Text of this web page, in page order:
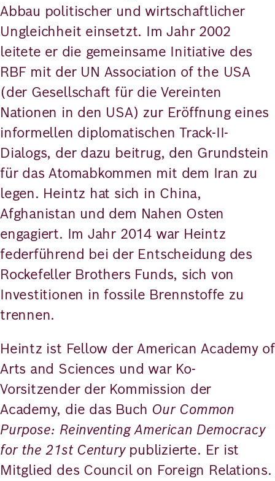
Abbau politischer und wirtschaftlicher
Ungleichheit einsetzt. Im Jahr 2002
leitete er die gemeinsame Initiative des
RBF mit der UN Association of the USA
(der Gesellschaft für die Vereinten
Nationen in den USA) zur Eröffnung eines
informellen diplomatischen Track-II-
Dialogs, der dazu beitrug, den Grundstein
für das Atomabkommen mit dem Iran zu
legen. Heintz hat sich in China,
Afghanistan und dem Nahen Osten
engagiert. Im Jahr 2014 war Heintz
federführend bei der Entscheidung des
Rockefeller Brothers Funds, sich von
Investitionen in fossile Brennstoffe zu
trennen.
Heintz ist Fellow der American Academy of
Arts and Sciences und war Ko-
Vorsitzender der Kommission der
Academy, die das Buch Our Common
Purpose: Reinventing American Democracy
for the 21st Centurypublizierte. Er ist
Mitglied des Council on Foreign Relations.